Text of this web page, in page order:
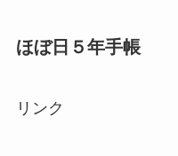
ほぼ日５年手帳
リンク